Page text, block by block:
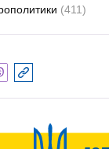
(411)